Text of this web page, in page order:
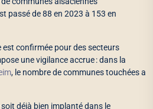
passé de 88 en 2023 à 153 en
confirmée pour des secteurs
une vigilance accrue : dans la
, le nombre de communes touchées a
déjà bien implanté dans le